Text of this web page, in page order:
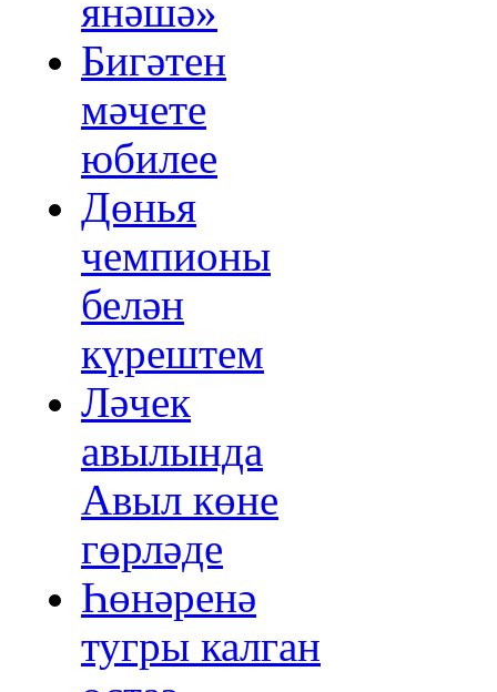
янәшә»
Бигәтен
мәчете
юбилее
Дөнья
чемпионы
белән
күрештем
Ләчек
авылында
Авыл көне
гөрләде
Һөнәренә
тугры калган